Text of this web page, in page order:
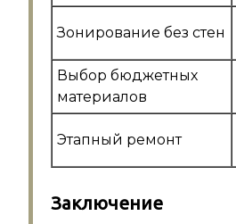
Зонирование без стен
Выбор бюджетных
материалов
Этапный ремонт
Заключение